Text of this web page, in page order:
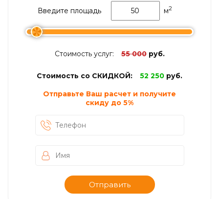
Введите площадь м2
Стоимость услуг: 55 000руб.
Стоимость со СКИДКОЙ: 52 250 руб.
Отправьте Ваш расчет и получите
скиду до 5%